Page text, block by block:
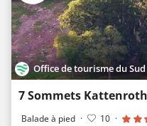
Office de tourisme du
7 Sommets
Balade à pied · 10 ·